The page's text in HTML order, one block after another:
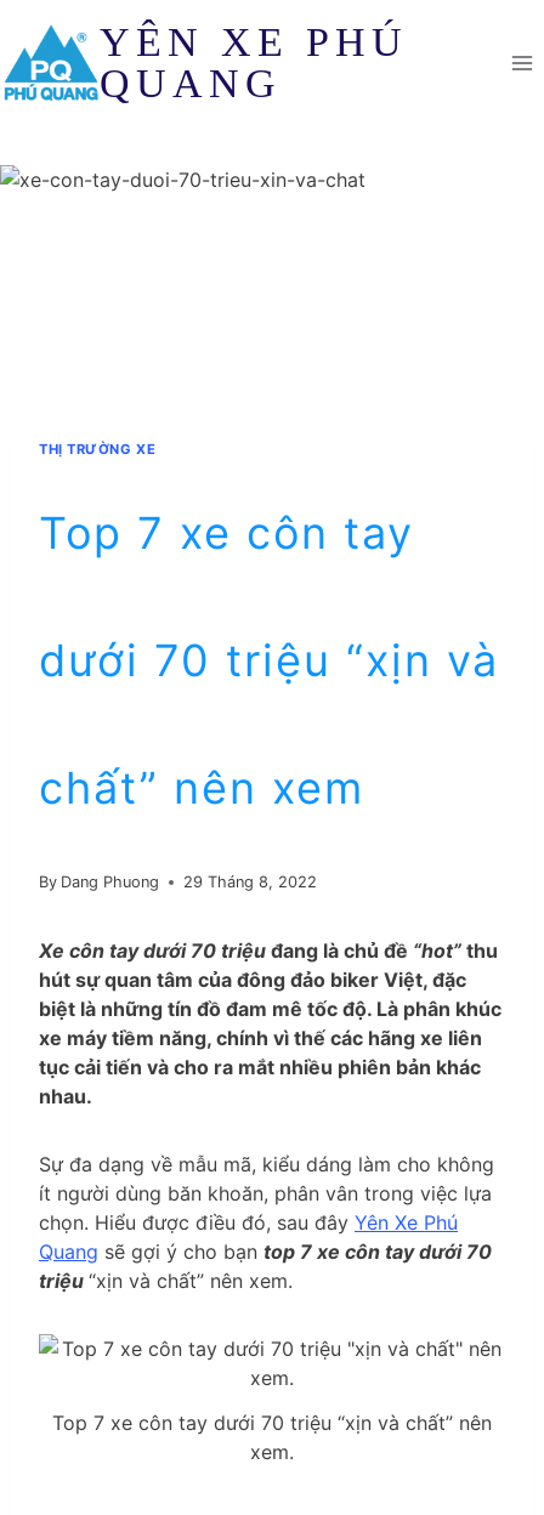
content
YÊN XE PHÚ
QUANG
THỊ TRƯỜNG XE
Top 7 xe côn tay
dưới 70 triệu “xịn và
chất” nên xem
By Dang Phuong 29 Tháng 8, 2022
Xe côn tay dưới 70 triệu đang là chủ đề “hot” thu
hút sự quan tâm của đông đảo biker Việt, đặc
biệt là những tín đồ đam mê tốc độ. Là phân khúc
xe máy tiềm năng, chính vì thế các hãng xe liên
tục cải tiến và cho ra mắt nhiều phiên bản khác
nhau.
Sự đa dạng về mẫu mã, kiểu dáng làm cho không
ít người dùng băn khoăn, phân vân trong việc lựa
chọn. Hiểu được điều đó, sau đây Yên Xe Phú
Quang sẽ gợi ý cho bạn top 7 xe côn tay dưới 70
triệu “xịn và chất” nên xem.
Top 7 xe côn tay dưới 70 triệu “xịn và chất” nên
xem.